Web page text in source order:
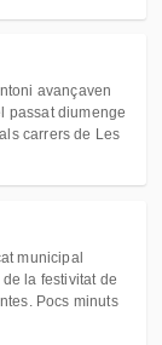
avançaven
passat diumenge
carrers de Les
municipal
la festivitat de
Pocs minuts